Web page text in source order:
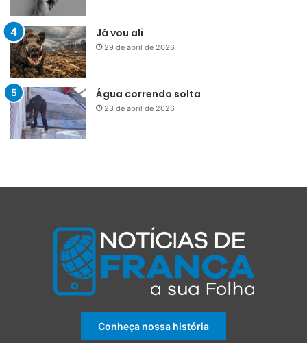
Já vou ali
29 de abril de 2026
Água correndo solta
23 de abril de 2026
Conheça nossa história